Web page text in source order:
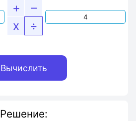
+
–
x
÷
Решение: